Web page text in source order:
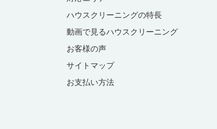
ハウスクリーニングの特長
動画で見るハウスクリーニング
お客様の声
サイトマップ
お支払い方法